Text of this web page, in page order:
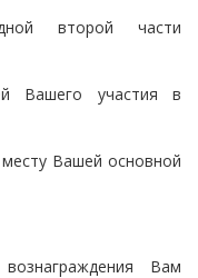
второй части
Вашего участия в
Вашей основной
Вам